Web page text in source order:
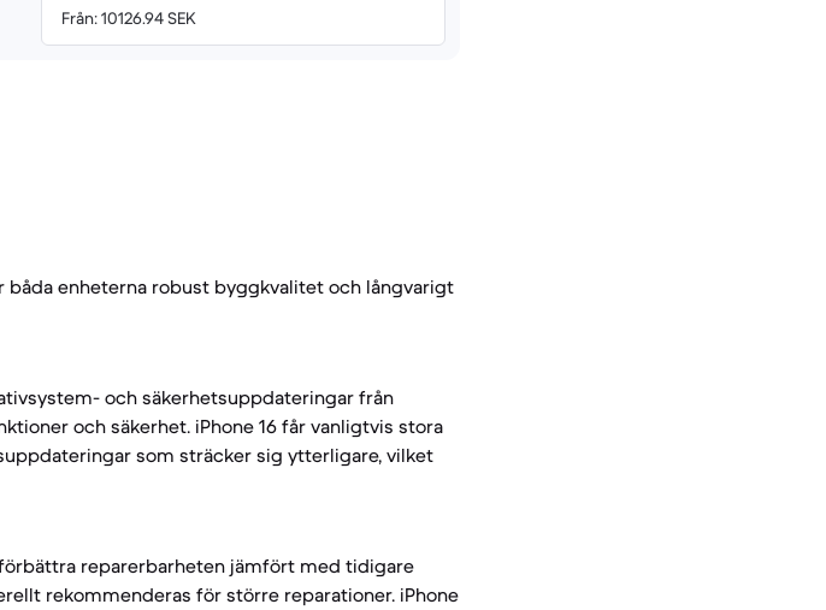
Från: 10126.94 SEK
enheterna robust byggkvalitet och långvarigt
och säkerhetsuppdateringar från
och säkerhet. iPhone 16 får vanligtvis stora
som sträcker sig ytterligare, vilket
reparerbarheten jämfört med tidigare
rekommenderas för större reparationer. iPhone